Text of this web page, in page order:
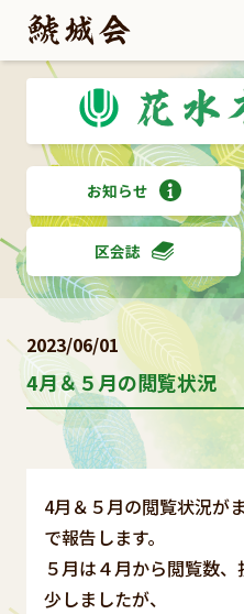
お知らせ
区会誌
2023/06/01
4月＆５月の閲覧状況
4月＆５月の閲覧状況が
で報告します。
５月は４月から閲覧数
少しましたが、